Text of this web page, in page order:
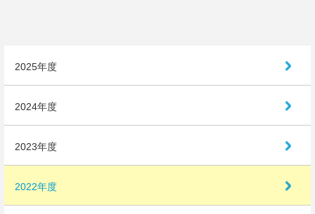
2025年度
2024年度
2023年度
2022年度